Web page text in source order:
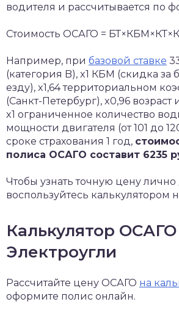
водителя и рассчитывается по
Стоимость ОСАГО =
Например, при базовой ставке
(категория B), x1 КБМ (скидка за
езду), x1,64 территориальном
(Санкт-Петербург), x0,96 возраст
x1 ограниченное количество
мощности двигателя (от 101 до
сроке страхования 1 год,
полиса ОСАГО составит 6235
Чтобы узнать точную цену лично
воспользуйтесь калькулятором
Калькулятор ОСАГО
Электроугли
Рассчитайте цену ОСАГО на
оформите полис онлайн.